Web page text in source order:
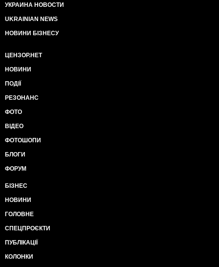
УКРАИНА НОВОСТИ
UKRAINIAN NEWS
НОВИНИ БІЗНЕСУ
ЦЕНЗОР.НЕТ
НОВИНИ
ПОДІЇ
РЕЗОНАНС
ФОТО
ВІДЕО
ФОТОШОПИ
БЛОГИ
ФОРУМ
БІЗНЕС
НОВИНИ
ГОЛОВНЕ
СПЕЦПРОЄКТИ
ПУБЛІКАЦІЇ
КОЛОНКИ